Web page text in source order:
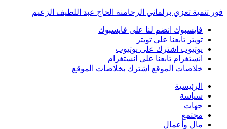
فور تنمية تعزي برلماني الرحامنة الحاج عبد اللطيف الزعيم
فايسبوك انضم لنا على فايسبوك
تويتر تابعنا على تويتر
يوتيوب اشترك على يوتيوب
انستغرام تابعنا على انستغرام
خلاصات الموقع اشترك بخلاصات الموقع
الرئيسية
سياسة
جهات
مجتمع
مال وأعمال